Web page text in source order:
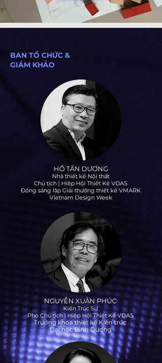
BAN TỔ CHỨC &
GIÁM KHẢO
HỒ TẤN DƯƠNG
Nhà thiết kế Nội thất
Chủ tịch | Hiệp Hội Thiết Kế VDAS
Đồng sáng lập Giải thưởng thiết kế VMARK
Vietnam Design Week
NGUYỄN XUÂN PHÚC
Kiến Trúc Sư
Phó Chủ tịch | Hiệp Hội Thiết Kế VDAS
Trưởng khoa thiết kế Kiến trúc
Đại học Bình Dương